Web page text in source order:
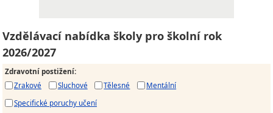
Vzdělávací nabídka školy pro školní rok
2026/2027
Zdravotní postižení:
Zrakové
Sluchové Tělesné
Mentální
Specifické poruchy učení